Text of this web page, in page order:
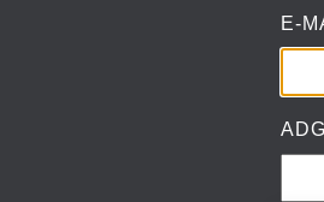
E-